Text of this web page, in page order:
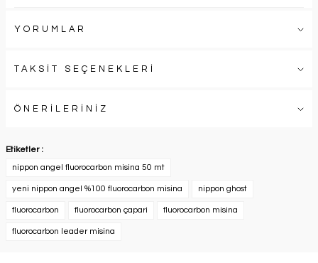
YORUMLAR
TAKSİT SEÇENEKLERİ
ÖNERİLERİNİZ
Etiketler :
nippon angel fluorocarbon misina 50 mt
yeni nippon angel %100 fluorocarbon misina nippon ghost
fluorocarbon fluorocarbon çapari fluorocarbon misina
fluorocarbon leader misina